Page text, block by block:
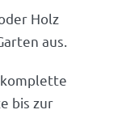
Holz
aus.
bis zur